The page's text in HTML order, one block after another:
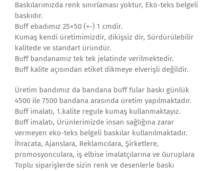
Baskılarımızda renk sınırlaması yoktur, Eko-teks belgeli
baskıdır.
Buff ebadımız 25×50 (+-) 1 cmdir.
Kumaş kendi üretimimizdir, dikişsiz dir, Sürdürülebilir
kalitede ve standart üründür.
Buff bandanamız tek tek jelatinde verilmektedir.
Buff kalite açısından etiket dikmeye elverişli değildir.
Üretim bandımız da bandana buff fular baskı günlük
4500 ile 7500 bandana arasında üretim yapılmaktadır.
Buff imalatı, 1.kalite regule kumaş kullanmaktayız.
Buff imalatı, Ürünlerimizde insan sağlığına zarar
vermeyen eko-teks belgeli baskılar kullanılmaktadır.
İhracata, Ajanslara, Reklamcılara, Şirketlere,
promosyonculara, iş elbise imalatçılarına ve Guruplara
Toplu siparişlerde sizin renk ve desenlerle baskı